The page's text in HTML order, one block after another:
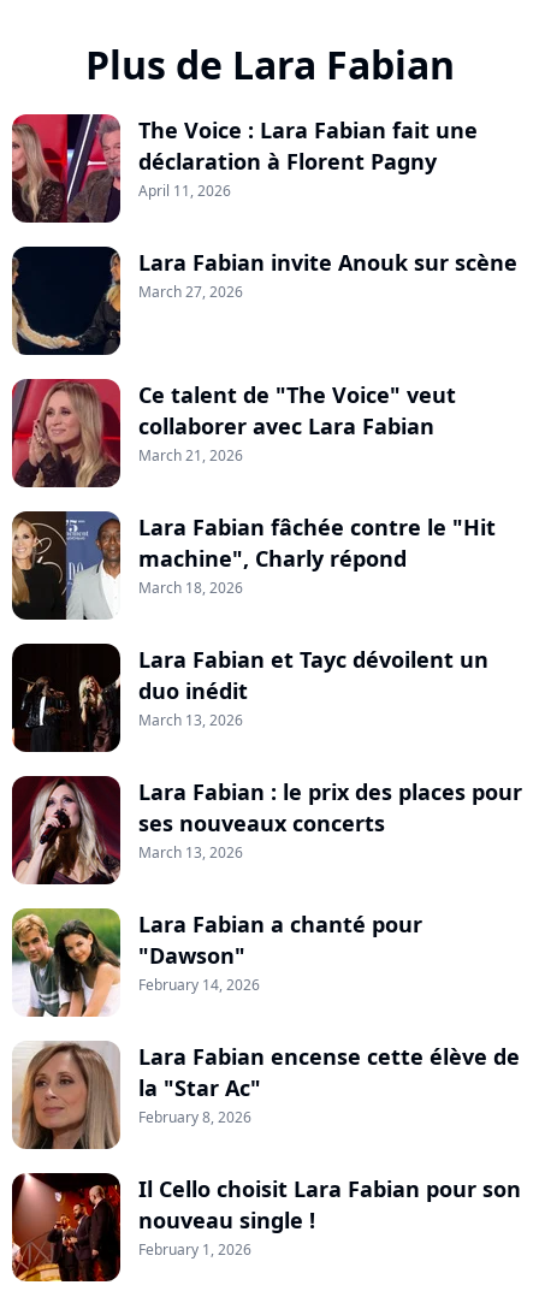
Plus de Lara Fabian
The Voice : Lara Fabian fait une
déclaration à Florent Pagny
April 11, 2026
Lara Fabian invite Anouk sur scène
March 27, 2026
Ce talent de "The Voice" veut
collaborer avec Lara Fabian
March 21, 2026
Lara Fabian fâchée contre le "Hit
machine", Charly répond
March 18, 2026
Lara Fabian et Tayc dévoilent un
duo inédit
March 13, 2026
Lara Fabian : le prix des places pour
ses nouveaux concerts
March 13, 2026
Lara Fabian a chanté pour
"Dawson"
February 14, 2026
Lara Fabian encense cette élève de
la "Star Ac"
February 8, 2026
Il Cello choisit Lara Fabian pour son
nouveau single !
February 1, 2026